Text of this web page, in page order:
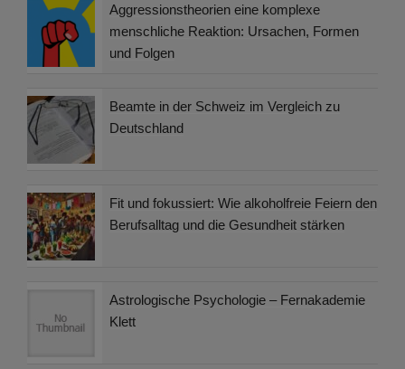
Aggressionstheorien eine komplexe
menschliche Reaktion: Ursachen, Formen
und Folgen
Beamte in der Schweiz im Vergleich zu
Deutschland
Fit und fokussiert: Wie alkoholfreie Feiern den
Berufsalltag und die Gesundheit stärken
Astrologische Psychologie – Fernakademie
Klett